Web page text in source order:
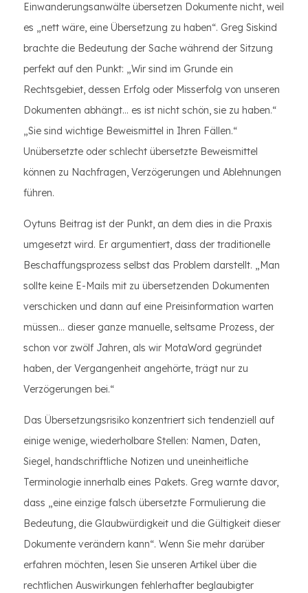
Einwanderungsanwälte übersetzen Dokumente nicht, weil
es „nett wäre, eine Übersetzung zu haben“. Greg Siskind
brachte die Bedeutung der Sache während der Sitzung
perfekt auf den Punkt: „Wir sind im Grunde ein
Rechtsgebiet, dessen Erfolg oder Misserfolg von unseren
Dokumenten abhängt... es ist nicht schön, sie zu haben.“
„Sie sind wichtige Beweismittel in Ihren Fällen.“
Unübersetzte oder schlecht übersetzte Beweismittel
können zu Nachfragen, Verzögerungen und Ablehnungen
führen.
Oytuns Beitrag ist der Punkt, an dem dies in die Praxis
umgesetzt wird. Er argumentiert, dass der traditionelle
Beschaffungsprozess selbst das Problem darstellt. „Man
sollte keine E-Mails mit zu übersetzenden Dokumenten
verschicken und dann auf eine Preisinformation warten
müssen… dieser ganze manuelle, seltsame Prozess, der
schon vor zwölf Jahren, als wir MotaWord gegründet
haben, der Vergangenheit angehörte, trägt nur zu
Verzögerungen bei.“
Das Übersetzungsrisiko konzentriert sich tendenziell auf
einige wenige, wiederholbare Stellen: Namen, Daten,
Siegel, handschriftliche Notizen und uneinheitliche
Terminologie innerhalb eines Pakets. Greg warnte davor,
dass „eine einzige falsch übersetzte Formulierung die
Bedeutung, die Glaubwürdigkeit und die Gültigkeit dieser
Dokumente verändern kann“. Wenn Sie mehr darüber
erfahren möchten, lesen Sie unseren Artikel über die
rechtlichen Auswirkungen fehlerhafter beglaubigter